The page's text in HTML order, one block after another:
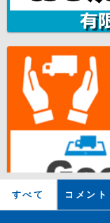
すべて コメント